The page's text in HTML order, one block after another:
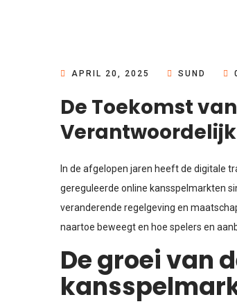
APRIL 20, 2025 SUND
De Toekomst
In de afgelopen jaren heeft de digitale
gereguleerde online kansspelmarkten
veranderende regelgeving en
naartoe beweegt en hoe spelers en
De groei van